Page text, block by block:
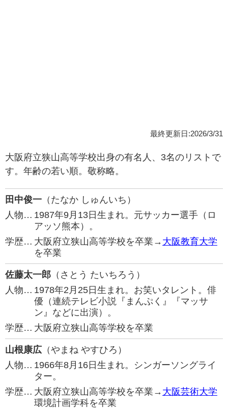
最終更新日:2026/3/31
大阪府立狭山高等学校出身の有名人、3名のリストで
す。年齢の若い順。敬称略。
田中俊一 （たなか しゅんいち）
人物… 1987年9月13日生まれ。元サッカー選手（ロ
アッソ熊本）。
学歴… 大阪府立狭山高等学校を卒業→ 大阪教育大学
を卒業
佐藤太一郎 （さとう たいちろう）
人物… 1978年2月25日生まれ。お笑いタレント。俳
優（連続テレビ小説『まんぷく』『マッサ
ン』などに出演）。
学歴… 大阪府立狭山高等学校を卒業
山根康広 （やまね やすひろ）
人物… 1966年8月16日生まれ。シンガーソングライ
ター。
学歴… 大阪府立狭山高等学校を卒業→ 大阪芸術大学
環境計画学科を卒業